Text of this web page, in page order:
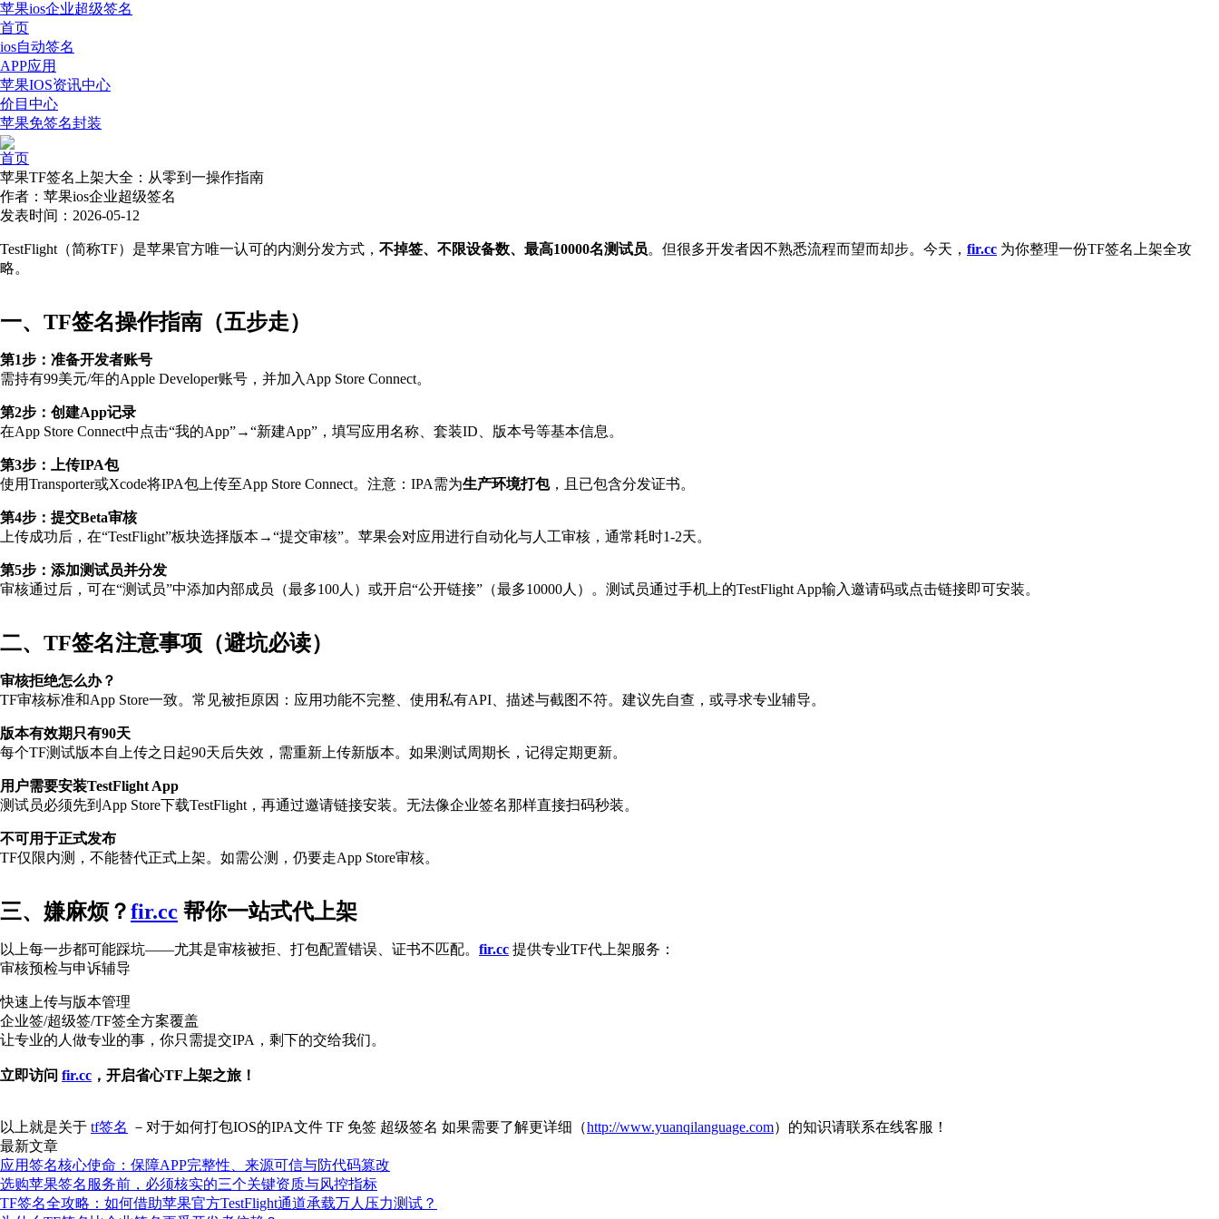
苹果ios企业超级签名
首页
ios自动签名
APP应用
苹果IOS资讯中心
价目中心
苹果免签名封装
首页
苹果TF签名上架大全：从零到一操作指南
作者：苹果ios企业超级签名
发表时间：2026-05-12
TestFlight（简称TF）是苹果官方唯一认可的内测分发方式， 不掉签、不限设备数、最高10000名测试员。但很多开发者因不熟悉流程而望而却步。今天， fir.cc 为你整理一份TF签名上架全攻
略。
一、TF签名操作指南（五步走）
第1步：准备开发者账号
需持有99美元/年的Apple Developer账号，并加入App Store Connect。
第2步：创建App记录
在App Store Connect中点击“我的App”→“新建App”，填写应用名称、套装ID、版本号等基本信息。
第3步：上传IPA包
使用Transporter或Xcode将IPA包上传至App Store Connect。注意：IPA需为生产环境打包，且已包含分发证书。
第4步：提交Beta审核
上传成功后，在“TestFlight”板块选择版本→“提交审核”。苹果会对应用进行自动化与人工审核，通常耗时1-2天。
第5步：添加测试员并分发
审核通过后，可在“测试员”中添加内部成员（最多100人）或开启“公开链接”（最多10000人）。测试员通过手机上的TestFlight App输入邀请码或点击链接即可安装。
二、TF签名注意事项（避坑必读）
审核拒绝怎么办？
TF审核标准和App Store一致。常见被拒原因：应用功能不完整、使用私有API、描述与截图不符。建议先自查，或寻求专业辅导。
版本有效期只有90天
每个TF测试版本自上传之日起90天后失效，需重新上传新版本。如果测试周期长，记得定期更新。
用户需要安装TestFlight App
测试员必须先到App Store下载TestFlight，再通过邀请链接安装。无法像企业签名那样直接扫码秒装。
不可用于正式发布
TF仅限内测，不能替代正式上架。如需公测，仍要走App Store审核。
三、嫌麻烦？fir.cc 帮你一站式代上架
以上每一步都可能踩坑——尤其是审核被拒、打包配置错误、证书不匹配。 fir.cc 提供专业TF代上架服务：
审核预检与申诉辅导
快速上传与版本管理
企业签/超级签/TF签全方案覆盖
让专业的人做专业的事，你只需提交IPA，剩下的交给我们。
立即访问 fir.cc ，开启省心TF上架之旅！
以上就是关于 tf签名 －对于如何打包IOS的IPA文件 TF 免签 超级签名 如果需要了解更详细（http://www.yuanqilanguage.com）的知识请联系在线客服！
最新文章
应用签名核心使命：保障APP完整性、来源可信与防代码篡改
选购苹果签名服务前，必须核实的三个关键资质与风控指标
TF签名全攻略：如何借助苹果官方TestFlight通道承载万人压力测试？